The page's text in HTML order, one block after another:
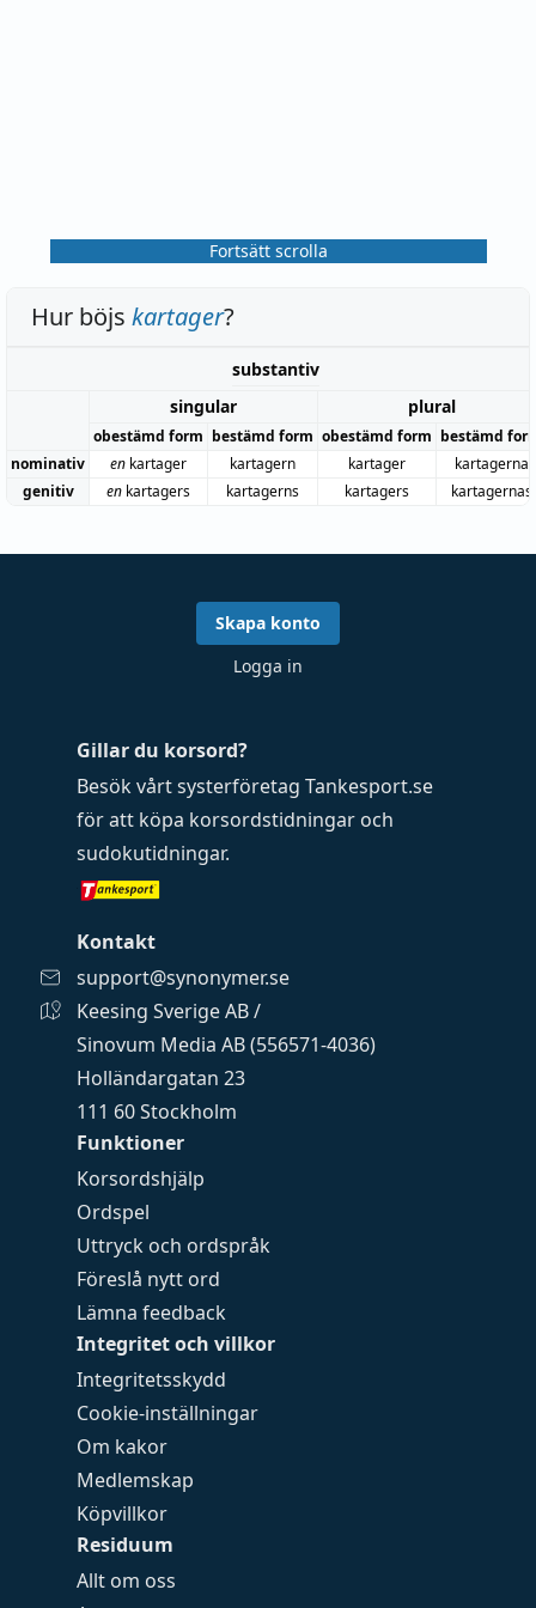
Fortsätt scrolla
Hur böjs kartager?
substantiv
singular
plural
obestämd form bestämd form obestämd form bestämd
nominativ
en kartager kartagern kartager
kartagerna
genitiv
en kartagers kartagerns kartagers kartagernas
Funktioner
Korsordshjälp
Ordspel
Uttryck och ordspråk
Föreslå nytt ord
Lämna feedback
Integritet och villkor
Integritetsskydd
Cookie-inställningar
Om kakor
Medlemskap
Köpvillkor
Residuum
Allt om oss
Gillar du korsord?
Besök vårt systerföretag Tankesport.se
för att köpa korsordstidningar och
sudokutidningar.
Kontakt
support@synonymer.se
Keesing Sverige AB /
Sinovum Media AB (556571-4036)
Holländargatan 23
111 60 Stockholm
Skapa konto
Logga in